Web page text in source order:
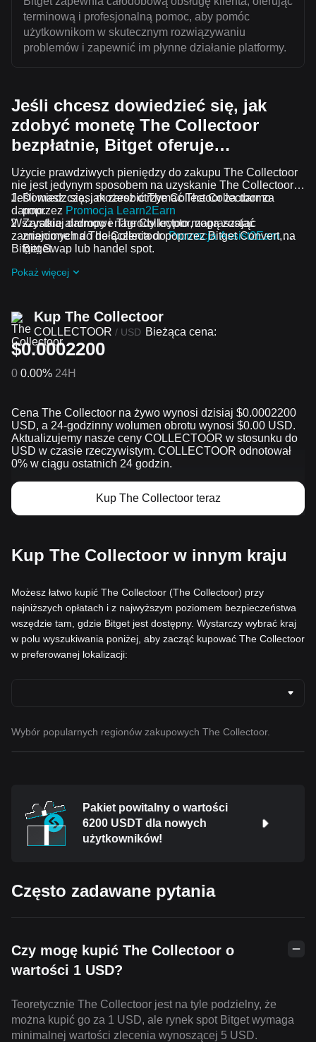
terminową i profesjonalną pomoc, aby pomóc
użytkownikom w skutecznym rozwiązywaniu
problemów i zapewnić im płynne działanie platformy.
Jeśli chcesz dowiedzieć się, jak
zdobyć monetę The Collectoor
bezpłatnie, Bitget oferuje…
Użycie prawdziwych pieniędzy do zakupu The Collectoor
nie jest jedynym sposobem na uzyskanie The Collectoor.
Jeśli masz czas, możesz otrzymać The Collectoor za
darmo.
Dowiedz się, jak zarobić The Collectoor za darmo
poprzez Promocja Learn2Earn
Zarabiaj darmowe The Collectoor, zapraszając
znajomych do dołączenia doPromocja Assist2Earnna
Bitget.
doBieżące wyzwania i promocje
Wszystkie airdropy i nagrody krypto mogą zostać
zamienione na The Collectoor poprzez Bitget Convert,
Bitget Swap lub handel spot.
Pokaż więcej
Kup The Collectoor
COLLECTOOR / USD Bieżąca cena:
$0.0002200
0 0.00% 24H
Cena The Collectoor na żywo wynosi dzisiaj $0.0002200
USD, a 24-godzinny wolumen obrotu wynosi $0.00 USD.
Aktualizujemy nasze ceny COLLECTOOR w stosunku do
USD w czasie rzeczywistym. COLLECTOOR odnotował
0% w ciągu ostatnich 24 godzin.
Kup The Collectoor teraz
Kup The Collectoor w innym kraju
Możesz łatwo kupić The Collectoor (The Collectoor) przy
najniższych opłatach i z najwyższym poziomem bezpieczeństwa
wszędzie tam, gdzie Bitget jest dostępny. Wystarczy wybrać kraj
w polu wyszukiwania poniżej, aby zacząć kupować The Collectoor
w preferowanej lokalizacji:
Wybór popularnych regionów zakupowych The Collectoor.
Pakiet powitalny o wartości
6200 USDT dla nowych
użytkowników!
Często zadawane pytania
Czy mogę kupić The Collectoor o
wartości 1 USD?
Teoretycznie The Collectoor jest na tyle podzielny, że
można kupić go za 1 USD, ale rynek spot Bitget wymaga
minimalnej wartości zlecenia wynoszącej 5 USD.